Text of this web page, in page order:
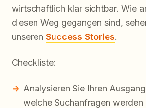
wirtschaftlich klar sichtbar. Wie
diesen Weg gegangen sind,
unseren Success Stories.
Checkliste:
Analysieren Sie Ihren
welche Suchanfragen